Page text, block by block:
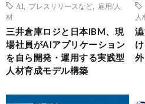
AI
プレスリリースなど
雇用/人
材
三井倉庫ロジと日本IBM、現
場社員がAIアプリケーション
を自ら開発・運用する実践型
人材育成モデル構築
人